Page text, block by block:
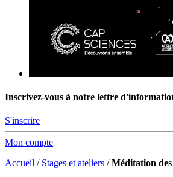
Inscrivez-vous à notre lettre
S'inscrire
Mon compte
Accueil / Stages et ateliers /Méditation des